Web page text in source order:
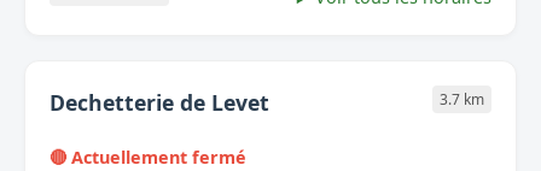
Dechetterie de Levet 3.7 km
🔴 Actuellement fermé